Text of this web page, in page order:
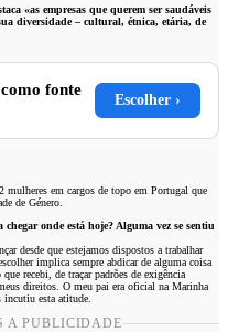
«as empresas que querem ser saudáveis
diversidade – cultural, étnica, etária, de
fonte
Escolher ›
mulheres em cargos de topo em Portugal que
de Género.
onde está hoje? Alguma vez se sentiu
desde que estejamos dispostos a trabalhar
implica sempre abdicar de alguma coisa
recebi, de traçar padrões de exigência
direitos. O meu pai era oficial na Marinha
incutiu esta atitude.
A PUBLICIDADE